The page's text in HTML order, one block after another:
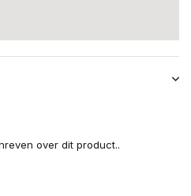
over dit product..